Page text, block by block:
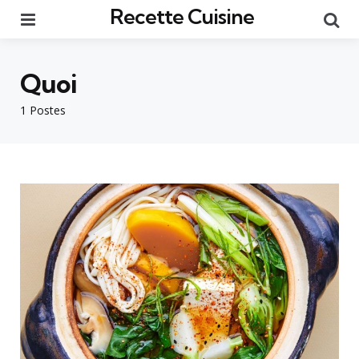
Recette Cuisine
1 Postes
Quoi